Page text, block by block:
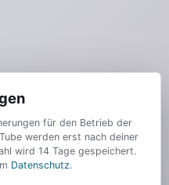
für den Betrieb der
werden erst nach deiner
wird 14 Tage gespeichert.
Datenschutz.